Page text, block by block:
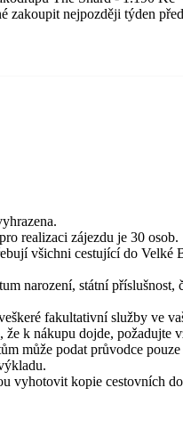
zakoupit nejpozději týden
realizaci zájezdu je 30 osob.
všichni cestující do Velké
narození, státní
fakultativní služby ve
že k nákupu dojde, požadujte
může podat průvodce
vyhotovit kopie cestovních